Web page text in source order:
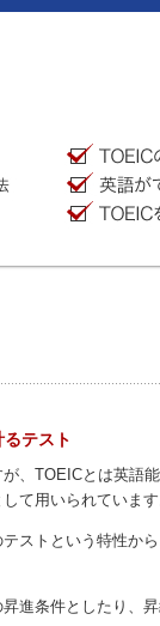
テスト
、TOEICとは英語
て用いられています
ストという特性か
進条件としたり、